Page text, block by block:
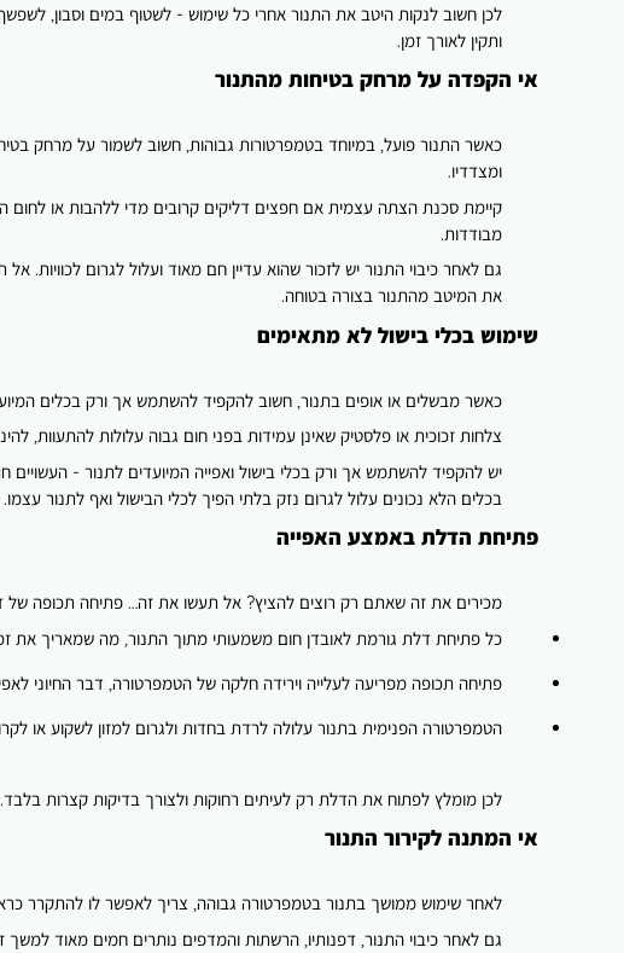
לכן חשוב לנקות היטב את התנור אחרי כל שימוש - לשטוף במים וסבון, לשפשף
ותקין לאורך זמן.
אי הקפדה על מרחק בטיחות מהתנור
ומצדדיו.
קיימת סכנת הצתה עצמית אם חפצים דליקים קרובים מדי ללהבות או
מבודדות.
גם לאחר כיבוי התנור יש לזכור שהוא עדיין חם מאוד ועלול לגרום לכוויות.
את המיטב מהתנור בצורה בטוחה.
שימוש בכלי בישול לא מתאימים
כאשר מבשלים או אופים בתנור, חשוב להקפיד להשתמש אך ורק בכלים
צלחות זכוכית או פלסטיק שאינן עמידות בפני חום גבוה עלולות
יש להקפיד להשתמש אך ורק בכלי בישול ואפייה המיועדים לתנור - העשויים
בכלים הלא נכונים עלול לגרום נזק בלתי הפיך לכלי הבישול ואף לתנור
פתיחת הדלת באמצע האפייה
מכירים את זה שאתם רק רוצים להציץ? אל תעשו את זה… פתיחה תכופה של
כל פתיחת דלת גורמת לאובדן חום משמעותי מתוך התנור, מה שמאריך את זמן
פתיחה תכופה מפריעה לעלייה וירידה חלקה של הטמפרטורה, דבר החיוני
הטמפרטורה הפנימית בתנור עלולה לרדת בחדות ולגרום למזון לשקוע או
לכן מומלץ לפתוח את הדלת רק לעיתים רחוקות ולצורך בדיקות קצרות
אי המתנה לקירור התנור
לאחר שימוש ממושך בתנור בטמפרטורה גבוהה, צריך לאפשר לו להתקרר כראוי
גם לאחר כיבוי התנור, דפנותיו, הרשתות והמדפים נותרים חמים מאוד